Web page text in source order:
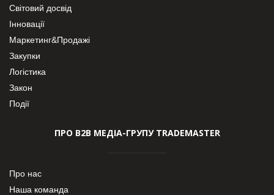
Світовий досвід
Інновації
Маркетинг&Продажі
Закупки
Логістика
Закон
Події
ПРО В2В МЕДІА-ГРУПУ TRADEMASTER
Про нас
Наша команда